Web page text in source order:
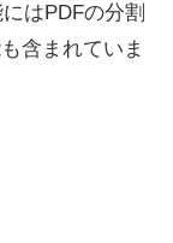
はPDFの分割
含まれていま